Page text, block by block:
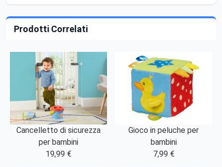
Prodotti Correlati
Cancelletto di sicurezza
per bambini
19,99 €
Gioco in peluche per
bambini
7,99 €